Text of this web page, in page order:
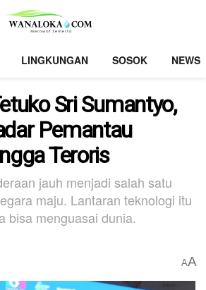
LINGKUNGAN SOSOK NEWS
Sri Sumantyo,
Pemantau
Teroris
jauh menjadi salah satu
maju. Lantaran teknologi itu
bisa menguasai dunia.
AA